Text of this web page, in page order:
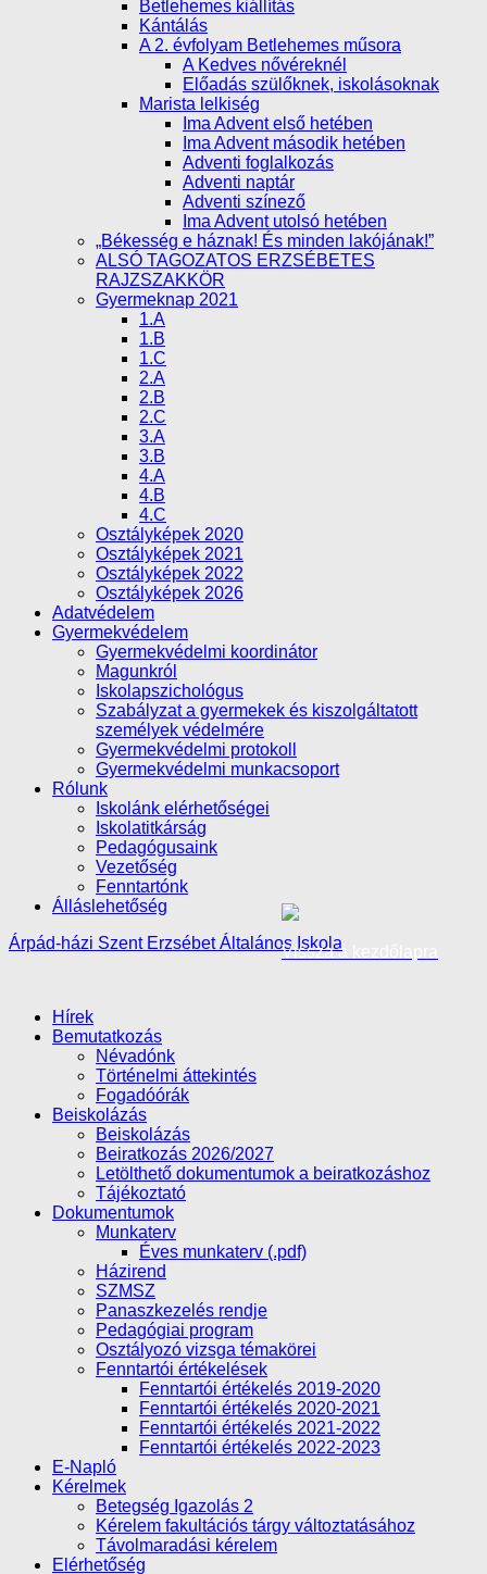
Betlehemes kiállítás
Kántálás
A 2. évfolyam Betlehemes műsora
A Kedves nővéreknél
Előadás szülőknek, iskolásoknak
Marista lelkiség
Ima Advent első hetében
Ima Advent második hetében
Adventi foglalkozás
Adventi naptár
Adventi színező
Ima Advent utolsó hetében
„Békesség e háznak! És minden lakójának!”
ALSÓ TAGOZATOS ERZSÉBETES
RAJZSZAKKÖR
Gyermeknap 2021
1.A
1.B
1.C
2.A
2.B
2.C
3.A
3.B
4.A
4.B
4.C
Osztályképek 2020
Osztályképek 2021
Osztályképek 2022
Osztályképek 2026
Adatvédelem
Gyermekvédelem
Gyermekvédelmi koordinátor
Magunkról
Iskolapszichológus
Szabályzat a gyermekek és kiszolgáltatott
személyek védelmére
Gyermekvédelmi protokoll
Gyermekvédelmi munkacsoport
Rólunk
Iskolánk elérhetőségei
Iskolatitkárság
Pedagógusaink
Vezetőség
Fenntartónk
Álláslehetőség
Vissza a kezdőlapra
Árpád-házi Szent Erzsébet Általános Iskola
Hírek
Bemutatkozás
Névadónk
Történelmi áttekintés
Fogadóórák
Beiskolázás
Beiskolázás
Beiratkozás 2026/2027
Letölthető dokumentumok a beiratkozáshoz
Tájékoztató
Dokumentumok
Munkaterv
Éves munkaterv (.pdf)
Házirend
SZMSZ
Panaszkezelés rendje
Pedagógiai program
Osztályozó vizsga témakörei
Fenntartói értékelések
Fenntartói értékelés 2019-2020
Fenntartói értékelés 2020-2021
Fenntartói értékelés 2021-2022
Fenntartói értékelés 2022-2023
E-Napló
Kérelmek
Betegség Igazolás 2
Kérelem fakultációs tárgy változtatásához
Távolmaradási kérelem
Elérhetőség